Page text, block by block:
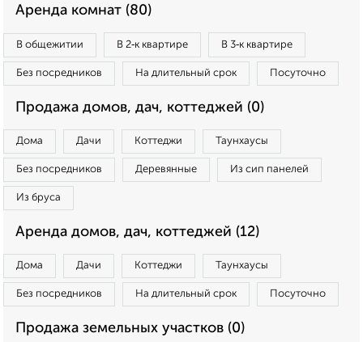
Аренда комнат (80)
В общежитии В 2‑к квартире В 3‑к квартире
Без посредников На длительный срок Посуточно
Продажа домов, дач, коттеджей (0)
Дома Дачи Коттеджи Таунхаусы
Без посредников Деревянные Из сип панелей
Из бруса
Аренда домов, дач, коттеджей (12)
Дома Дачи Коттеджи Таунхаусы
Без посредников На длительный срок Посуточно
Продажа земельных участков (0)